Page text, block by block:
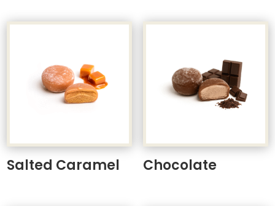
Salted Caramel Chocolate